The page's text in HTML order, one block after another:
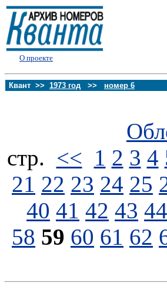
О проекте
Квант >> 1973 год >> номер 6
стp. << 1 2 3 4
21 22 23 24 25
40 41 42 43 44
58 59 60 61 62